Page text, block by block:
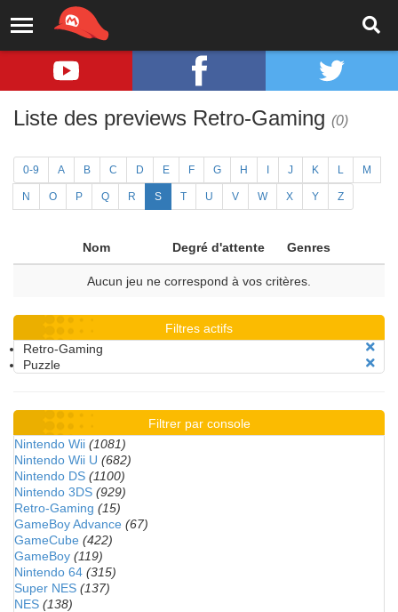
Liste des previews Retro-Gaming (0)
0-9 A B C D E F G H J K L M
N O P Q R S T U V W X Y Z
Nom Degré d'attente Genres
Aucun jeu ne correspond à vos critères.
Filtres actifs
Retro-Gaming
Puzzle
Filtrer par console
Nintendo Wii (1081)
Nintendo Wii U (682)
Nintendo DS (1100)
Nintendo 3DS (929)
Retro-Gaming (15)
GameBoy Advance (67)
GameCube (422)
GameBoy (119)
Nintendo 64 (315)
Super NES (137)
NES (138)